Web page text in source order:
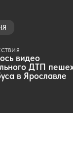
видео
ДТП
в Ярославле